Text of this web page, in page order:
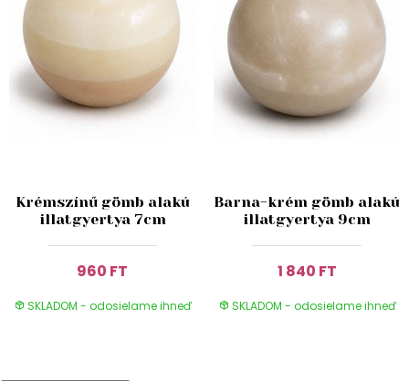
Krémszínű gömb alakú
illatgyertya 7cm
960 FT
SKLADOM - odosielame ihneď
Barna-krém gömb alakú
illatgyertya 9cm
1 840 FT
SKLADOM - odosielame ihneď